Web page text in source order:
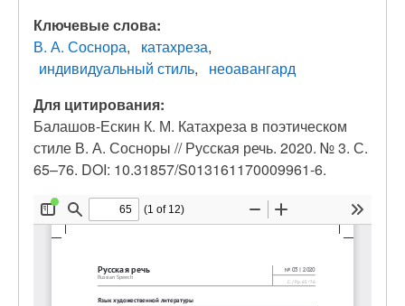
Ключевые слова:
В. А. Соснора
катахреза
индивидуальный стиль
неоавангард
Для цитирования:
Балашов-Ескин К. М. Катахреза в поэтическом
стиле В. А. Сосноры // Русская речь. 2020. № 3. С.
65–76. DOI: 10.31857/S013161170009961-6.